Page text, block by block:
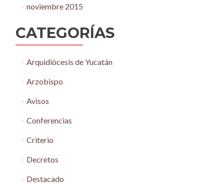
noviembre 2015
CATEGORÍAS
Arquidiócesis de Yucatán
Arzobispo
Avisos
Conferencias
Criterio
Decretos
Destacado